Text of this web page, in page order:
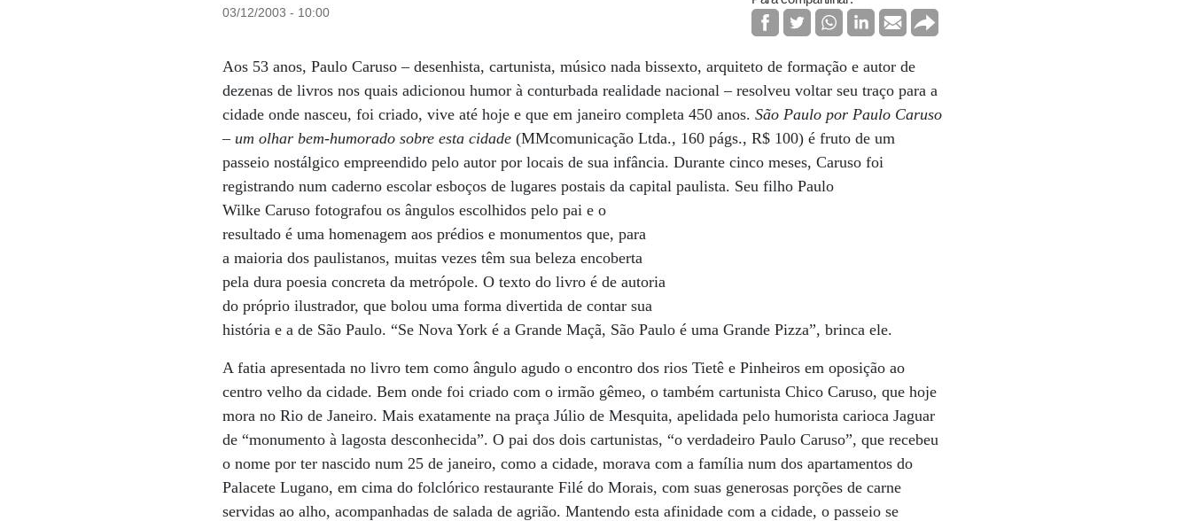
03/12/2003 - 10:00
Aos 53 anos, Paulo Caruso – desenhista, cartunista, músico nada bissexto, arquiteto de formação e autor de
dezenas de livros nos quais adicionou humor à conturbada realidade nacional – resolveu voltar seu traço para a
cidade onde nasceu, foi criado, vive até hoje e que em janeiro completa 450 anos.São Paulo por Paulo Caruso
– um olhar bem-humorado sobre esta cidade (MMcomunicação Ltda., 160 págs., R$ 100) é fruto de um
passeio nostálgico empreendido pelo autor por locais de sua infância. Durante cinco meses, Caruso foi
registrando num caderno escolar esboços de lugares postais da capital paulista. Seu filho Paulo
Wilke Caruso fotografou os ângulos escolhidos pelo pai e o
resultado é uma homenagem aos prédios e monumentos que, para
a maioria dos paulistanos, muitas vezes têm sua beleza encoberta
pela dura poesia concreta da metrópole. O texto do livro é de autoria
do próprio ilustrador, que bolou uma forma divertida de contar sua
história e a de São Paulo. “Se Nova York é a Grande Maçã, São Paulo é uma Grande Pizza”, brinca ele.
A fatia apresentada no livro tem como ângulo agudo o encontro dos rios Tietê e Pinheiros em oposição ao
centro velho da cidade. Bem onde foi criado com o irmão gêmeo, o também cartunista Chico Caruso, que hoje
mora no Rio de Janeiro. Mais exatamente na praça Júlio de Mesquita, apelidada pelo humorista carioca Jaguar
de “monumento à lagosta desconhecida”. O pai dos dois cartunistas, “o verdadeiro Paulo Caruso”, que recebeu
o nome por ter nascido num 25 de janeiro, como a cidade, morava com a família num dos apartamentos do
Palacete Lugano, em cima do folclórico restaurante Filé do Morais, com suas generosas porções de carne
servidas ao alho, acompanhadas de salada de agrião. Mantendo esta afinidade com a cidade, o passeio se